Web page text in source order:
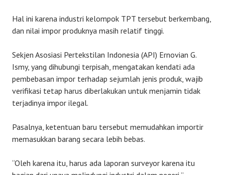
Hal ini karena industri kelompok TPT tersebut berkembang,
dan nilai impor produknya masih relatif tinggi.
Sekjen Asosiasi Pertekstilan Indonesia (API) Ernovian G.
Ismy, yang dihubungi terpisah, mengatakan kendati ada
pembebasan impor terhadap sejumlah jenis produk, wajib
verifikasi tetap harus diberlakukan untuk menjamin tidak
terjadinya impor ilegal.
Pasalnya, ketentuan baru tersebut memudahkan importir
memasukkan barang secara lebih bebas.
“Oleh karena itu, harus ada laporan surveyor karena itu